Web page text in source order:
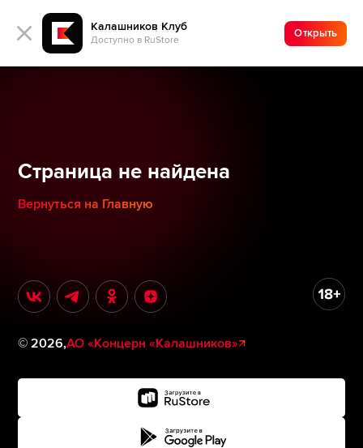
Калашников Клуб
Доступно в RuStore
Открыть
Страница не найдена
Вернуться на Главную
©2026,АО «Концерн «Калашников»